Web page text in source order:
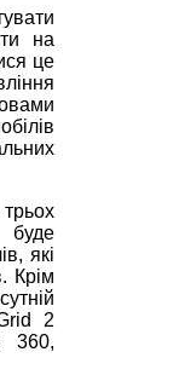
на
це
які
Крім
2
360,